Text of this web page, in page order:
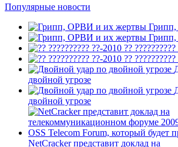
Популярные новости
??
??
двойной угрозе
двойной угрозе
NetCracker представит доклад на